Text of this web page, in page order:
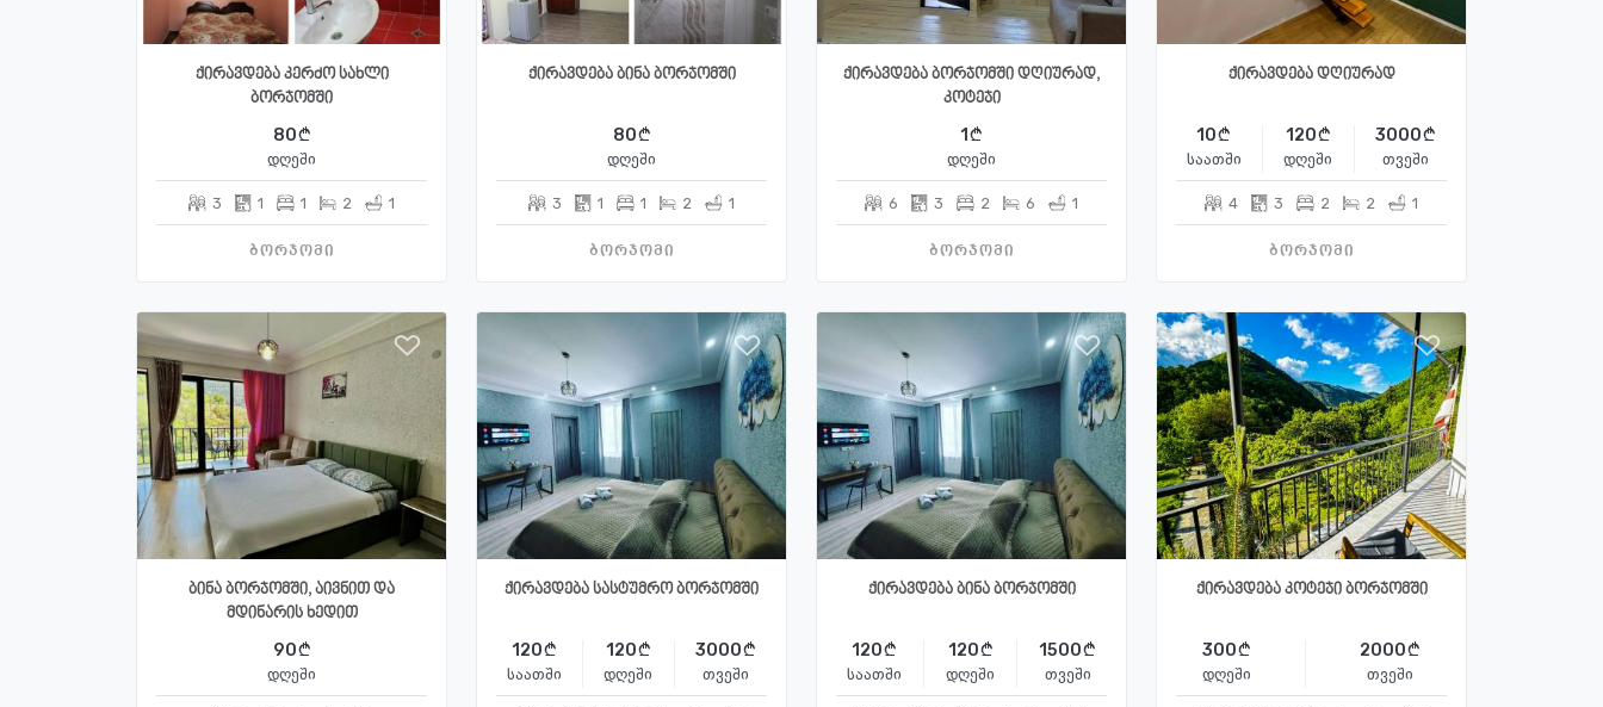
ქირავდება კერძო სახლი
ბორჯომში
80
დღეში
3 1 1 2 1
ბორჯომი
ქირავდება ბინა ბორჯომში
80
დღეში
3 1 1 2 1
ბორჯომი
ქირავდება ბორჯომში დღიურად,
კოტეჯი
1
დღეში
6 3 2 6 1
ბორჯომი
ქირავდება დღიურად
10
საათში
120
დღეში
3000
თვეში
4 3 2 2 1
ბორჯომი
ბინა ბორჯომში, აივნით და
მდინარის ხედით
90
დღეში
ქირავდება სასტუმრო ბორჯომში
120
საათში
120
დღეში
3000
თვეში
ქირავდება ბინა ბორჯომში
120
საათში
120
დღეში
1500
თვეში
ქირავდება კოტეჯი ბორჯომში
300
დღეში
2000
თვეში